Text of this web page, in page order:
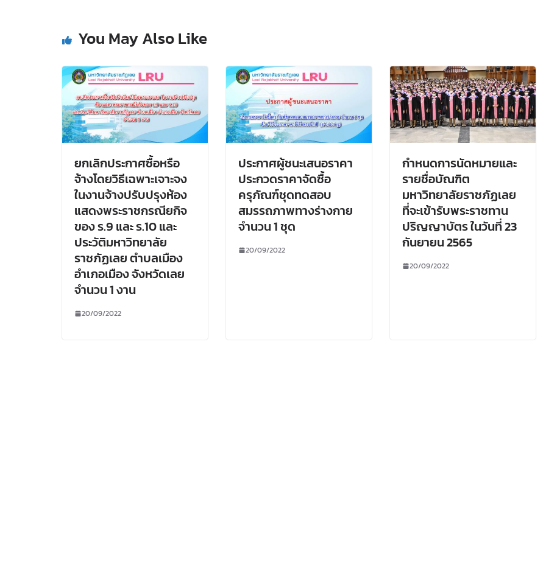
You May Also Like
ยกเลิกประกาศซื้อหรือ
จ้างโดยวิธีเฉพาะเจาะจง
ในงานจ้างปรับปรุงห้อง
แสดงพระราชกรณียกิจ
ของ ร.9 และ ร.10 และ
ประวัติมหาวิทยาลัย
ราชภัฏเลย ตำบลเมือง
อำเภอเมือง จังหวัดเลย
จำนวน 1 งาน
20/09/2022
ประกาศผู้ชนะเสนอราคา
ประกวดราคาจัดซื้อ
ครุภัณฑ์ชุดทดสอบ
สมรรถภาพทางร่างกาย
จำนวน 1 ชุด
20/09/2022
กำหนดการนัดหมายและ
รายชื่อบัณฑิต
มหาวิทยาลัยราชภัฏเลย
ที่จะเข้ารับพระราชทาน
ปริญญาบัตร ในวันที่ 23
กันยายน 2565
20/09/2022